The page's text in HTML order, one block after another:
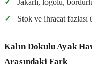
✓
Jakarlı, logolu,
✓
Stok ve ihracat fazlası
Kalın Dokulu Ayak
Arasındaki Fark